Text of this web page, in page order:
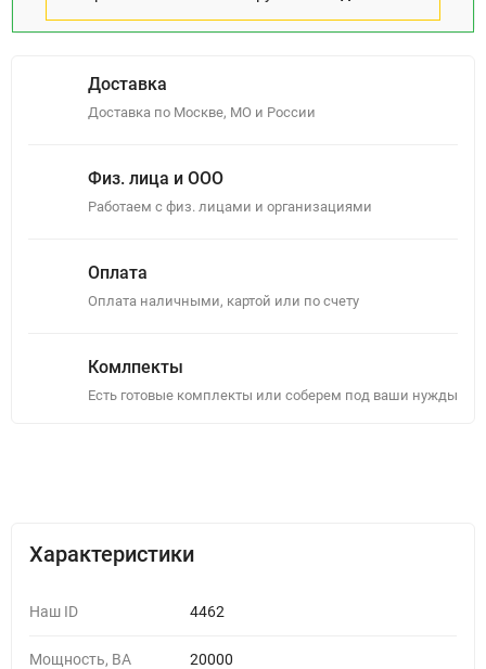
Доставка
Доставка по Москве, МО и России
Физ. лица и ООО
Работаем с физ. лицами и организациями
Оплата
Оплата наличными, картой или по счету
Комлпекты
Есть готовые комплекты или соберем под ваши нужды
Характеристики
Наш ID 4462
Мощность, ВА 20000